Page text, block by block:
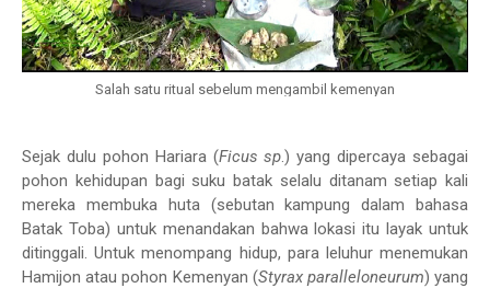
Salah satu ritual sebelum mengambil kemenyan
Sejak dulu pohon Hariara (Ficus sp.) yang dipercaya sebagai
pohon kehidupan bagi suku batak selalu ditanam setiap kali
mereka membuka huta (sebutan kampung dalam bahasa
Batak Toba) untuk menandakan bahwa lokasi itu layak untuk
ditinggali. Untuk menompang hidup, para leluhur menemukan
Hamijon atau pohon Kemenyan (Styrax paralleloneurum) yang